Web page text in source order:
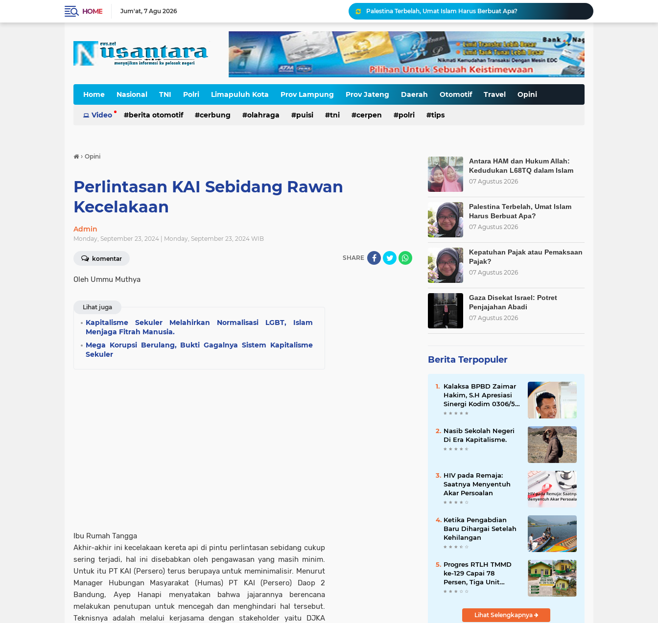
HOME Jum'at 7 Agu 2026
Palestina Terbelah, Umat Islam Harus Berbuat Apa?
Kepatuhan Pajak atau Pemaksaan Pajak?
Gaza Disekat Israel: Potret Penjajahan Abadi
BoP dan New Gaza adalah Tipuan: Palestina Hanya Merdeka dengan Sistem Islam
Kurnia Nugraha Raih Penghargaan Indonesia Public Relations Top Leader 2026
Pajak, Aparat, dan Krisis Kepercayaan Publik
Mengurai Krisis Murid SD Negeri: Saat Sekolah Tak Lagi Dilirik, Islam Punya Solusinya
Antara HAM dan Hukum Allah: Kedudukan L68TQ dalam Islam
Home Nasional TNI Polri Limapuluh Kota Prov Lampung Prov Jateng Daerah Otomotif Travel Opini
Cerpen
Video berita otomotif cerbung olahraga puisi tni cerpen polri tips
› Opini
Perlintasan KAI Sebidang Rawan
Kecelakaan
Admin
Monday, September 23, 2024 | Monday, September 23, 2024 WIB
komentar SHARE
Oleh Ummu Muthya
Lihat juga
Kapitalisme Sekuler Melahirkan Normalisasi LGBT, Islam
Menjaga Fitrah Manusia.
Mega Korupsi Berulang, Bukti Gagalnya Sistem Kapitalisme
Sekuler
Ibu Rumah Tangga
Akhir-akhir ini kecelakaan kereta api di pintu perlintasan sebidang cukup
sering terjadi, hal ini disebabkan oleh pengawasan yang masih minim.
Untuk itu PT KAI (Persero) terus berupaya untuk meminimalisir. Menurut
Manager Hubungan Masyarakat (Humas) PT KAI (Persero) Daop 2
Bandung, Ayep Hanapi menyatakan bahwa jajarannya berencana
melakukan penutupan untuk mencegah dan menghindari hal tersebut.
Teknisnya adalah melalui kerjasama dengan stakeholder yaitu DJKA
Antara HAM dan Hukum Allah:
Kedudukan L68TQ dalam Islam
07 Agustus 2026
Palestina Terbelah, Umat Islam
Harus Berbuat Apa?
07 Agustus 2026
Kepatuhan Pajak atau Pemaksaan
Pajak?
07 Agustus 2026
Gaza Disekat Israel: Potret
Penjajahan Abadi
07 Agustus 2026
Berita Terpopuler
Kalaksa BPBD Zaimar
Hakim, S.H Apresiasi
Sinergi Kodim 0306/50
Kota dalam
dan Penanganan
Bencana
Nasib Sekolah Negeri
Di Era Kapitalisme.
HIV pada Remaja:
Saatnya Menyentuh
Akar Persoalan
Ketika Pengabdian
Baru Dihargai Setelah
Kehilangan
Progres RTLH TMMD
ke-129 Capai 78
Persen, Tiga Unit
Rumah Bantuan Mulai
Lihat Selengkapnya